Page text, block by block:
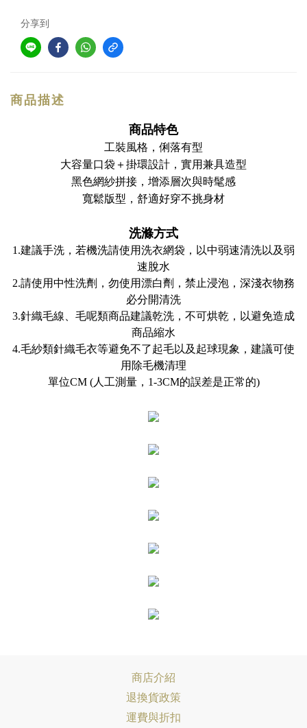
分享到
商品描述
商品特色
工裝風格，俐落有型
大容量口袋＋掛環設計，實用兼具造型
黑色網紗拼接，增添層次與時髦感
寬鬆版型，舒適好穿不挑身材
洗滌方式
1.建議手洗，若機洗請使用洗衣網袋，以中弱速清洗以及弱
速脫水
2.請使用中性洗劑，勿使用漂白劑，禁止浸泡，深淺衣物務
必分開清洗
3.針織毛線、毛呢類商品建議乾洗，不可烘乾，以避免造成
商品縮水
4.毛紗類針織毛衣等避免不了起毛以及起球現象，建議可使
用除毛機清理
單位CM (人工測量，1-3CM的誤差是正常的)
商店介紹
退換貨政策
運費與折扣